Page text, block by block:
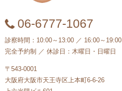
06‐6777‐1067
診察時間：10:00～13:00 ／ 16:00～19:00
完全予約制 ／ 休診日：木曜日・日曜日
〒543-0001
大阪府大阪市天王寺区上本町6-6-26